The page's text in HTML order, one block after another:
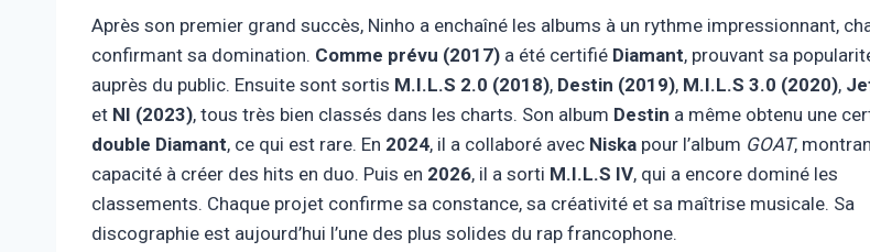
Après son premier grand succès, Ninho a enchaîné les albums à un rythme impressionnant,
confirmant sa domination. Comme prévu (2017) a été certifié Diamant, prouvant sa
auprès du public. Ensuite sont sortis M.I.L.S 2.0 (2018), Destin (2019), M.I.L.S 3.0 (2020),
et NI (2023), tous très bien classés dans les charts. Son album Destin a même obtenu une
double Diamant, ce qui est rare. En 2024, il a collaboré avec Niska pour l’album GOAT,
capacité à créer des hits en duo. Puis en 2026, il a sorti M.I.L.S IV, qui a encore dominé les
classements. Chaque projet confirme sa constance, sa créativité et sa maîtrise musicale. Sa
discographie est aujourd’hui l’une des plus solides du rap francophone.